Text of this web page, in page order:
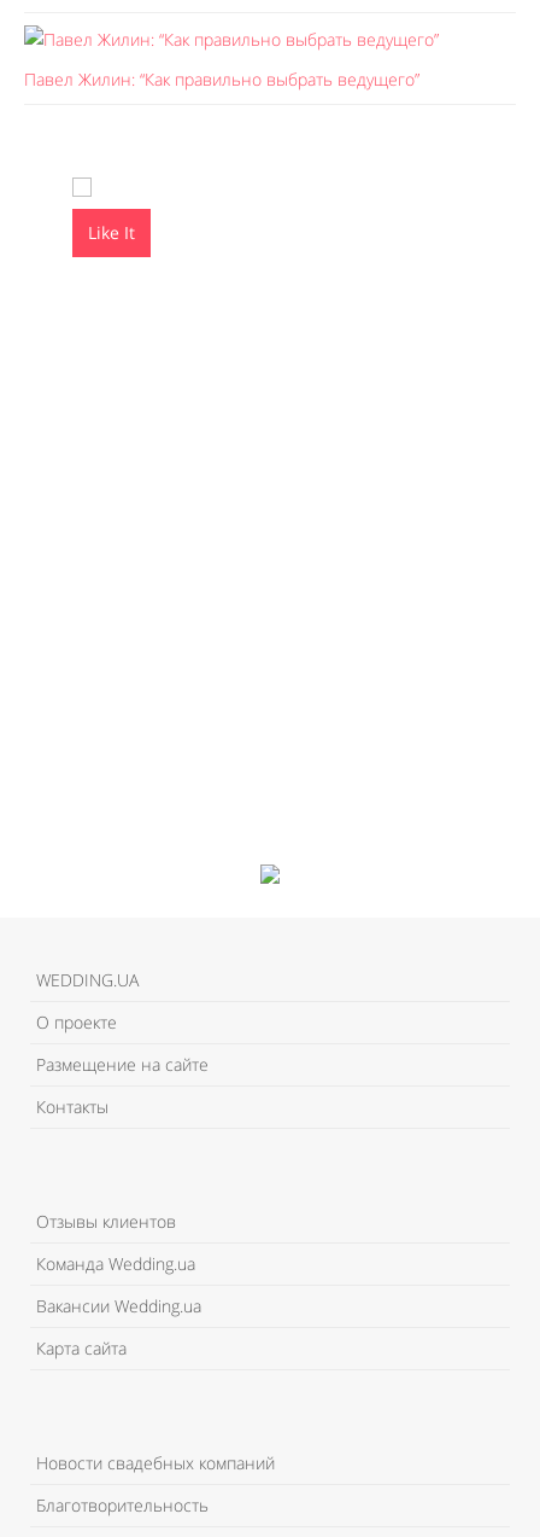
Павел Жилин: “Как правильно выбрать ведущего”
Like It
WEDDING.UA
О проекте
Размещение на сайте
Контакты
Отзывы клиентов
Команда Wedding.ua
Вакансии Wedding.ua
Карта сайта
Новости свадебных компаний
Благотворительность